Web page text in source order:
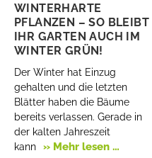
WINTERHARTE
PFLANZEN – SO BLEIBT
IHR GARTEN AUCH IM
WINTER GRÜN!
Der Winter hat Einzug
gehalten und die letzten
Blätter haben die Bäume
bereits verlassen. Gerade in
der kalten Jahreszeit
kann
» Mehr lesen …